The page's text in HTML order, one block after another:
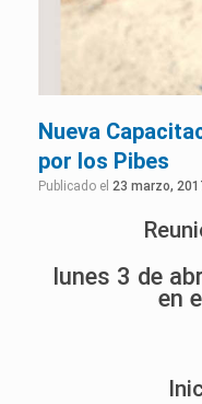
Nueva
por los Pibes
Publicado el 23 marzo,
lunes 3 de
en